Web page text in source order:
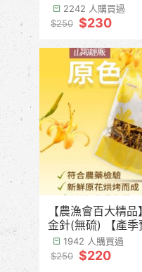
2242 人購買過
$250 $230
【農漁會百大精
金針(無硫) 【產季
1942 人購買過
$250 $220